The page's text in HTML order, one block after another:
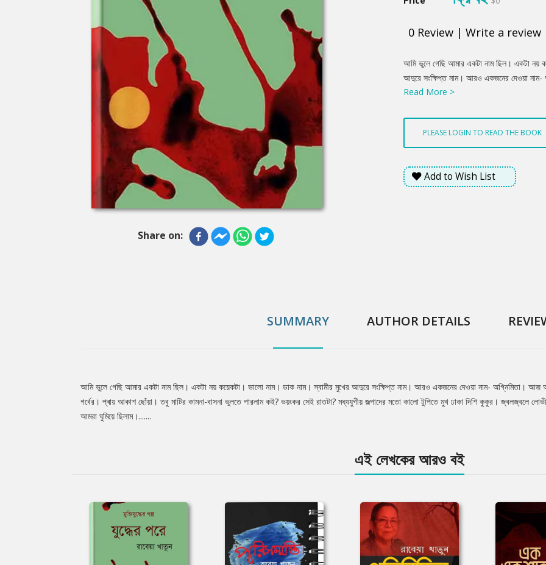
Share on:
0 Review | Write a review
Product
Summery
আমি ভুলে গেছি আমার একটা নাম ছিল। একটা নয়
আদুরে সংক্ষিপ্ত নাম। আরও একজনের দেওয়া
আলমগীর। এ পরিচয় আমার অত্যন্ত গর্বের। প্ৰায়
দু'চোখে শিকারির থাবা। পঁচিশের পর ছ'মাস প্রায়
Read More >
PLEASE LOGIN TO READ THE BOOK
Add to Wish List
SUMMARY AUTHOR DETAILS
Tab
আমি ভুলে গেছি আমার একটা নাম ছিল। একটা নয় কয়েকটা। ভালো নাম। ডাক নাম। স্বামীর মুখের আদুরে সংক্ষিপ্ত নাম। আরও একজনের দেওয়া নাম- অগ্নিমিতা।
গর্বের। প্ৰায় আকাশ ছোঁয়া। তবু মাটির কামনা-বাসনা ভুলতে পারলাম কই? ভয়ংকর সেই রাতটা? মধ্যযুগীয় জল্পাদের মতো কালো টুপিতে মুখ ঢাকা দিশি কুকুর। জ্বলজ্বলে
আমরা ঘুমিয়ে ছিলাম।.......
এই লেখকের আরও বই